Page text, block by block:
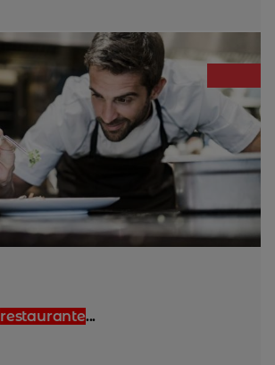
restaurante...